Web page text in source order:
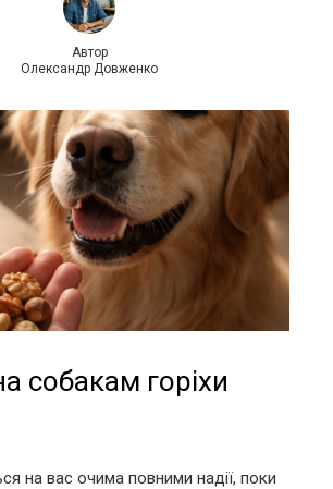
Автор
Олександр Довженко
собакам горіхи
на вас очима повними надії, поки